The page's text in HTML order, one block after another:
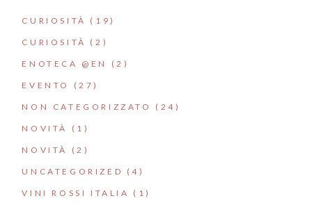
CURIOSITÀ (19)
CURIOSITÀ (2)
ENOTECA @EN (2)
EVENTO (27)
NON CATEGORIZZATO (24)
NOVITÀ (1)
NOVITÀ (2)
UNCATEGORIZED (4)
VINI ROSSI ITALIA (1)